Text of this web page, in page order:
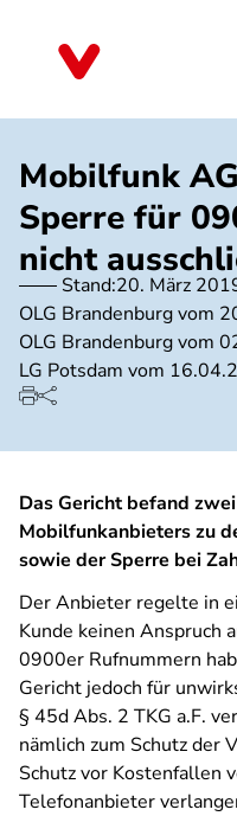
Mobilfunk
Sperre für
nicht
Stand:20. März
OLG Brandenburg vom
OLG Brandenburg vom
LG Potsdam vom
Das Gericht befand
Mobilfunkanbieters zu
sowie der Sperre bei
Der Anbieter regelte in
Kunde keinen Anspruch
0900er Rufnummern
Gericht jedoch für
§ 45d Abs. 2 TKG a.F.
nämlich zum Schutz der
Schutz vor Kostenfallen
Telefonanbieter